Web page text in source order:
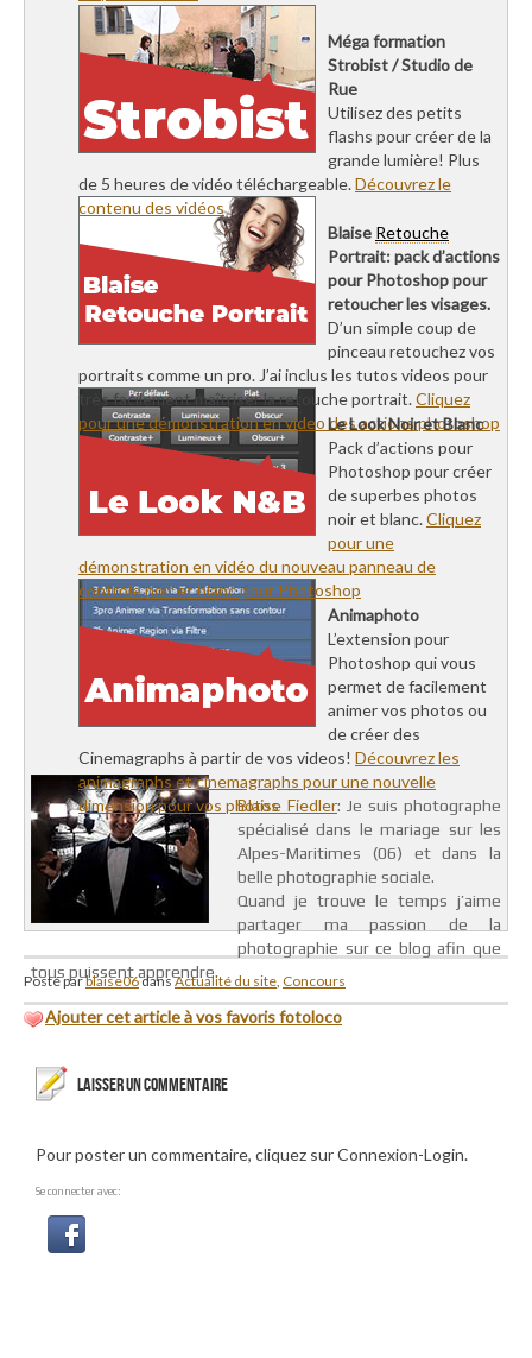
Méga formation
Strobist / Studio de
Rue
Utilisez des petits
flashs pour créer de la
grande lumière! Plus
de 5 heures de vidéo téléchargeable.Découvrez le
contenu des vidéos
Blaise Retouche
Portrait: pack d’actions
pour Photoshop pour
retoucher les visages.
D’un simple coup de
pinceau retouchez vos
portraits comme un pro. J’ai inclus les tutos videos pour
très facilement maîtriser la retouche portrait.Cliquez
pour une démonstration en video des actions photoshop
Le Look Noir et Blanc
Pack d’actions pour
Photoshop pour créer
de superbes photos
noir et blanc.Cliquez
pour une
démonstration en vidéo du nouveau panneau de
contrôle noir et blanc pour Photoshop
Animaphoto
L’extension pour
Photoshop qui vous
permet de facilement
animer vos photos ou
de créer des
Cinemagraphs à partir de vos videos! Découvrez les
animagraphs et cinemagraphs pour une nouvelle
dimension pour vos photosBlaise Fiedler: Je suis photographe
spécialisé dans le mariage sur les
Alpes-Maritimes (06) et dans la
belle photographie sociale.
Quand je trouve le temps j’aime
partager ma passion de la
photographie sur ce blog afin que
tous puissent apprendre.
Posté parblaise06dansActualité du site, Concours
Ajouter cet article à vos favoris fotoloco
LAISSER UN COMMENTAIRE
Pour poster un commentaire, cliquez sur Connexion-Login.
Se connecter avec: